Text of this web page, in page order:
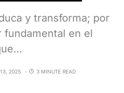
y transforma; por
fundamental en el
2025 3 MINUTE READ